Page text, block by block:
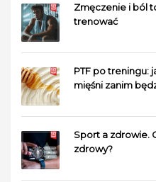
Zmęczenie i ból
trenować
PTF po treningu:
mięśni zanim
Sport a zdrowie.
zdrowy?